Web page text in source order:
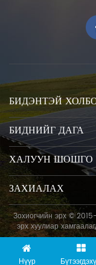
БИДЭНТЭЙ
БИДНИЙГ ДАГА
ХАЛУУН ШОШГО
ЗАХИАЛАХ
Зохиогчийн эрх ©
эрх хуулиар
Нүүр